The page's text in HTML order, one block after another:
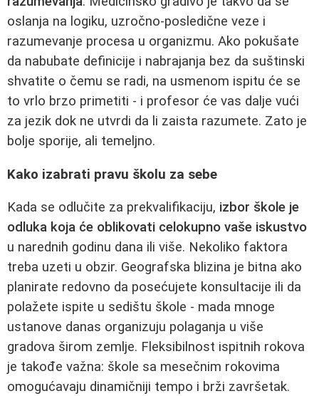
oslanja na logiku, uzročno-posledične veze i
razumevanje procesa u organizmu. Ako pokušate
da nabubate definicije i nabrajanja bez da suštinski
shvatite o čemu se radi, na usmenom ispitu će se
to vrlo brzo primetiti - i profesor će vas dalje vući
za jezik dok ne utvrdi da li zaista razumete. Zato je
bolje sporije, ali temeljno.
Kako izabrati pravu školu za sebe
Kada se odlučite za prekvalifikaciju, izbor škole je
odluka koja će oblikovati celokupno vaše iskustvo
u narednih godinu dana ili više. Nekoliko faktora
treba uzeti u obzir. Geografska blizina je bitna ako
planirate redovno da posećujete konsultacije ili da
polažete ispite u sedištu škole - mada mnoge
ustanove danas organizuju polaganja u više
gradova širom zemlje. Fleksibilnost ispitnih rokova
je takođe važna: škole sa mesečnim rokovima
omogućavaju dinamičniji tempo i brži završetak.